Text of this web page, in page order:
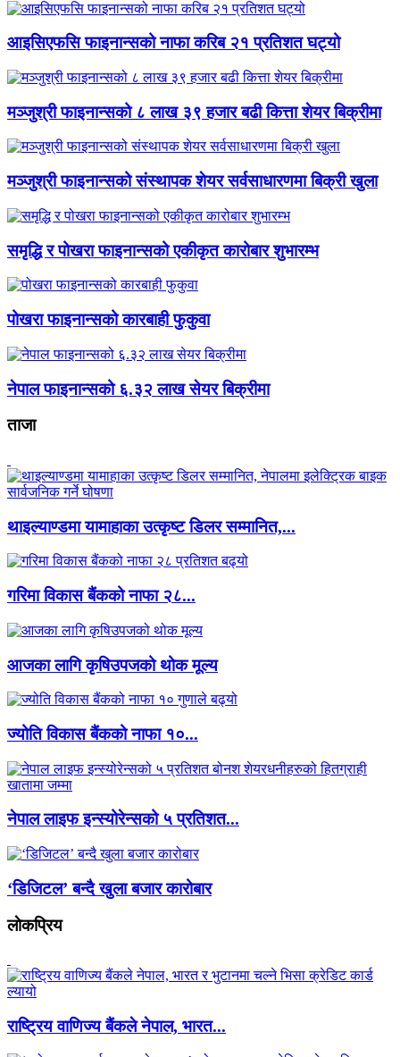
आइसिएफसि फाइनान्सको नाफा करिब २१ प्रतिशत घट्यो
मञ्जुश्री फाइनान्सको ८ लाख ३९ हजार बढी कित्ता शेयर बिक्रीमा
मञ्जुश्री फाइनान्सको संस्थापक शेयर सर्वसाधारणमा बिक्री खुला
समृद्धि र पोखरा फाइनान्सको एकीकृत कारोबार शुभारम्भ
पोखरा फाइनान्सको कारबाही फुकुवा
नेपाल फाइनान्सको ६.३२ लाख सेयर बिक्रीमा
ताजा
थाइल्याण्डमा यामाहाका उत्कृष्ट डिलर सम्मानित,...
गरिमा विकास बैंकको नाफा २८...
आजका लागि कृषिउपजको थोक मूल्य
ज्योति विकास बैंकको नाफा १०...
नेपाल लाइफ इन्स्योरेन्सको ५ प्रतिशत...
‘डिजिटल’ बन्दै खुला बजार कारोबार
लाेकप्रिय
राष्ट्रिय वाणिज्य बैंकले नेपाल, भारत...